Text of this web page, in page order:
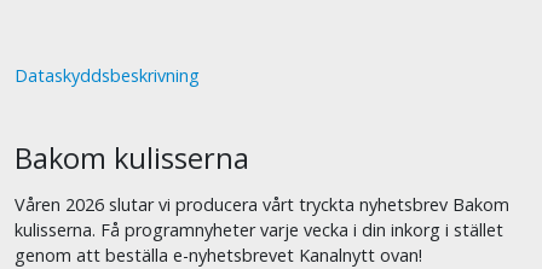
Dataskyddsbeskrivning
Bakom kulisserna
Våren 2026 slutar vi producera vårt tryckta nyhetsbrev Bakom
kulisserna. Få programnyheter varje vecka i din inkorg i stället
genom att beställa e-nyhetsbrevet Kanalnytt ovan!